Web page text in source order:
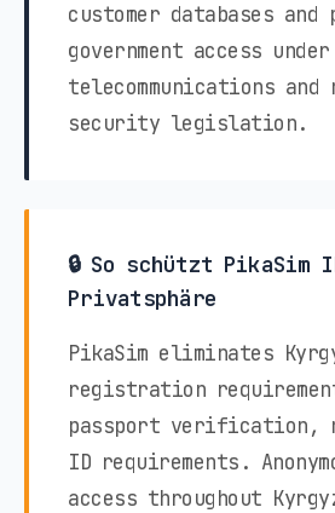
customer databases and
government access under
telecommunications
security legislation.
🔒 So schützt PikaSim
Privatsphäre
PikaSim eliminates
registration
passport verification,
ID requirements.
access throughout